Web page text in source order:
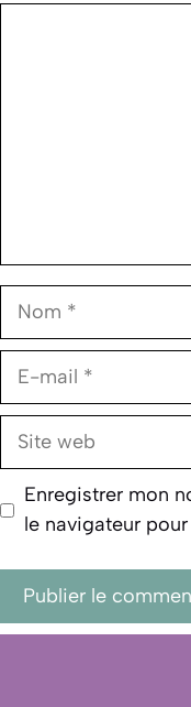
Nom
E-
Site
Enregistrer mon
le navigateur